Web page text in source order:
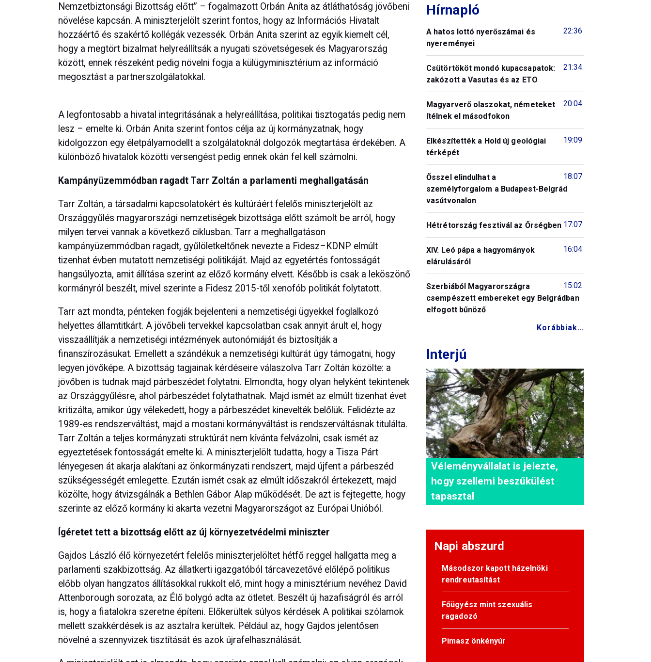
Nemzetbiztonsági Bizottság előtt” – fogalmazott Orbán Anita az átláthatóság jövőbeni
növelése kapcsán. A miniszterjelölt szerint fontos, hogy az Információs Hivatalt
hozzáértő és szakértő kollégák vezessék. Orbán Anita szerint az egyik kiemelt cél,
hogy a megtört bizalmat helyreállítsák a nyugati szövetségesek és Magyarország
között, ennek részeként pedig növelni fogja a külügyminisztérium az információ
megosztást a partnerszolgálatokkal.
A legfontosabb a hivatal integritásának a helyreállítása, politikai tisztogatás pedig nem
lesz – emelte ki. Orbán Anita szerint fontos célja az új kormányzatnak, hogy
kidolgozzon egy életpályamodellt a szolgálatoknál dolgozók megtartása érdekében. A
különböző hivatalok közötti versengést pedig ennek okán fel kell számolni.
Kampányüzemmódban ragadt Tarr Zoltán a parlamenti meghallgatásán
Tarr Zoltán, a társadalmi kapcsolatokért és kultúráért felelős miniszterjelölt az
Országgyűlés magyarországi nemzetiségek bizottsága előtt számolt be arról, hogy
milyen tervei vannak a következő ciklusban. Tarr a meghallgatáson
kampányüzemmódban ragadt, gyűlöletkeltőnek nevezte a Fidesz–KDNP elmúlt
tizenhat évben mutatott nemzetiségi politikáját. Majd az egyetértés fontosságát
hangsúlyozta, amit állítása szerint az előző kormány elvett. Később is csak a leköszönő
kormányról beszélt, mivel szerinte a Fidesz 2015-től xenofób politikát folytatott.
Tarr azt mondta, pénteken fogják bejelenteni a nemzetiségi ügyekkel foglalkozó
helyettes államtitkárt. A jövőbeli tervekkel kapcsolatban csak annyit árult el, hogy
visszaállítják a nemzetiségi intézmények autonómiáját és biztosítják a
finanszírozásukat. Emellett a szándékuk a nemzetiségi kultúrát úgy támogatni, hogy
legyen jövőképe. A bizottság tagjainak kérdéseire válaszolva Tarr Zoltán közölte: a
jövőben is tudnak majd párbeszédet folytatni. Elmondta, hogy olyan helyként tekintenek
az Országgyűlésre, ahol párbeszédet folytathatnak. Majd ismét az elmúlt tizenhat évet
kritizálta, amikor úgy vélekedett, hogy a párbeszédet kinevelték belőlük. Felidézte az
1989-es rendszerváltást, majd a mostani kormányváltást is rendszerváltásnak titulálta.
Tarr Zoltán a teljes kormányzati struktúrát nem kívánta felvázolni, csak ismét az
egyeztetések fontosságát emelte ki. A miniszterjelölt tudatta, hogy a Tisza Párt
lényegesen át akarja alakítani az önkormányzati rendszert, majd újfent a párbeszéd
szükségességét emlegette. Ezután ismét csak az elmúlt időszakról értekezett, majd
közölte, hogy átvizsgálnák a Bethlen Gábor Alap működését. De azt is fejtegette, hogy
szerinte az előző kormány ki akarta vezetni Magyarországot az Európai Unióból.
Ígéretet tett a bizottság előtt az új környezetvédelmi miniszter
Gajdos László élő környezetért felelős miniszterjelöltet hétfő reggel hallgatta meg a
parlamenti szakbizottság. Az állatkerti igazgatóból tárcavezetővé előlépő politikus
előbb olyan hangzatos állításokkal rukkolt elő, mint hogy a minisztérium nevéhez David
Attenborough sorozata, az Élő bolygó adta az ötletet. Beszélt új hazafiságról és arról
is, hogy a fiatalokra szeretne építeni. Előkerültek súlyos kérdések A politikai szólamok
mellett szakkérdések is az asztalra kerültek. Például az, hogy Gajdos jelentősen
növelné a szennyvizek tisztítását és azok újrafelhasználását.
Hírnapló
22:36
A hatos lottó nyerőszámai és
nyereményei
21:34
Csütörtököt mondó kupacsapatok:
zakózott a Vasutas és az ETO
20:04
Magyarverő olaszokat, németeket
ítélnek el másodfokon
19:09
Elkészítették a Hold új geológiai
térképét
18:07
Ősszel elindulhat a
személyforgalom a Budapest-Belgrád
vasútvonalon
17:07
Hétrétország fesztivál az Őrségben
16:04
XIV. Leó pápa a hagyományok
elárulásáról
15:02
Szerbiából Magyarországra
csempészett embereket egy Belgrádban
elfogott bűnöző
Korábbiak...
Interjú
Véleményvállalat is jelezte,
hogy szellemi beszűkülést
tapasztal
Napi abszurd
Másodszor kapott házelnöki
rendreutasítást
Főügyész mint szexuális
ragadozó
Pimasz önkényúr